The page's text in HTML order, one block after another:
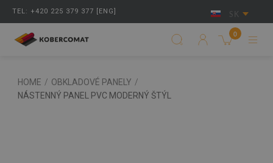
TEL: +420 225 379 377 [ENG] SK
0
HOME / OBKLADOVÉ PANELY /
NÁSTENNÝ PANEL PVC MODERNÝ ŠTÝL